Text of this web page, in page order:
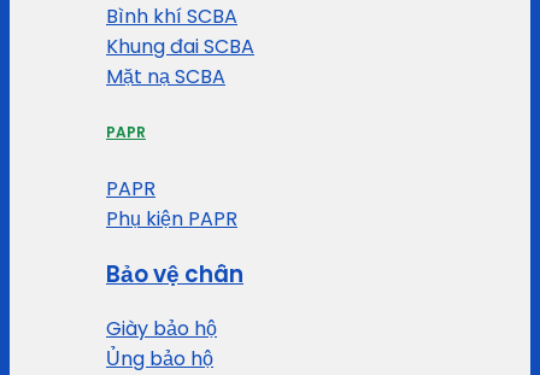
Bình khí SCBA
Khung đai SCBA
Mặt nạ SCBA
PAPR
PAPR
Phụ kiện PAPR
Bảo vệ chân
Giày bảo hộ
Ủng bảo hộ